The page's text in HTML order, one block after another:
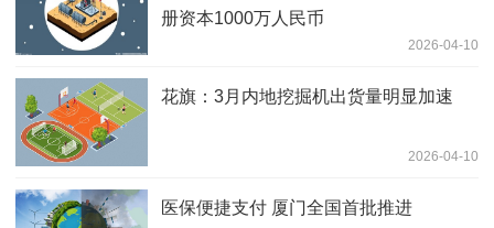
册资本1000万人民币
2026-04-10
花旗：3月内地挖掘机出货量明显加速
2026-04-10
医保便捷支付 厦门全国首批推进